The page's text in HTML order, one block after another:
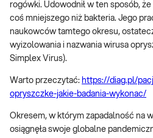
rogówki. Udowodnił w ten sposób,
coś mniejszego niż bakteria. Jego
naukowców tamtego okresu,
wyizolowania i nazwania wirusa
Simplex Virus).
Warto przeczytać: https://diag.pl/
opryszczke-jakie-badania-wykonac/
Okresem, w którym zapadalność na
osiągnęła swoje globalne